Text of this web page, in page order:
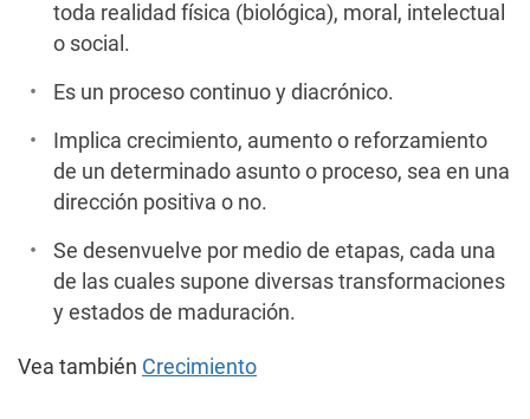
toda realidad física (biológica), moral, intelectual
o social.
Es un proceso continuo y diacrónico.
Implica crecimiento, aumento o reforzamiento
de un determinado asunto o proceso, sea en una
dirección positiva o no.
Se desenvuelve por medio de etapas, cada una
de las cuales supone diversas transformaciones
y estados de maduración.
Vea también Crecimiento